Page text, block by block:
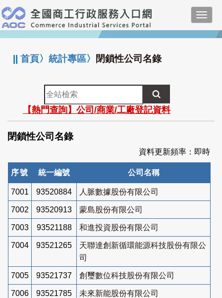
跳
到
主
要
:::
||首頁〉統計專區〉 閉鎖性公司名錄
全
站
檢
索
【熱門查詢】公司/商業/工廠登記資料
閉鎖性公司名錄
資料更新頻率：即時
序號 統一編號 公司名稱
7001 93520884 人脈數據股份有限公司
7002 93520913 蒙島股份有限公司
7003 93521188 和進投資股份有限公司
7004 93521265
天聯達創新循環能源科技股份有限公
司
7005 93521737 創璽數位科技股份有限公司
7006 93521785 未來新能股份有限公司